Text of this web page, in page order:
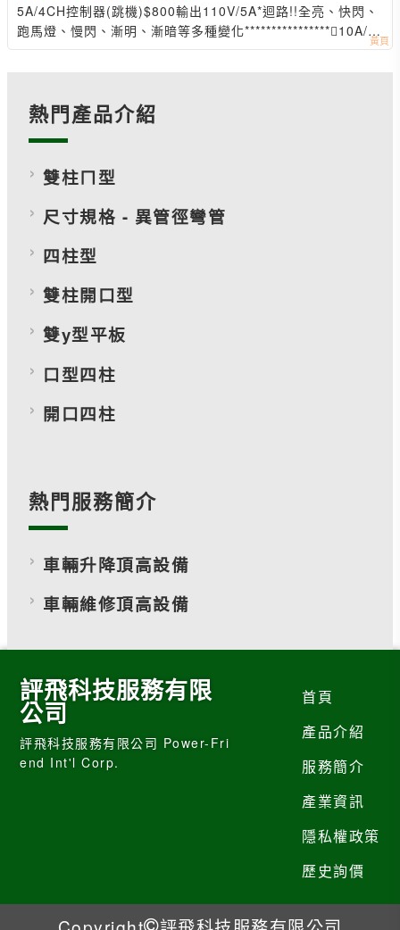
5A/4CH控制器(跳機)$800輸出110V/5A*迴路!!全亮、快閃、
跑馬燈、慢閃、漸明、漸暗等多種變化****************10A/4
CH控制器(跳機)$1200多功能跳機~~有下列
熱門產品介紹
雙柱ㄇ型
尺寸規格 - 異管徑彎管
四柱型
雙柱開口型
雙y型平板
口型四柱
開口四柱
熱門服務簡介
車輛升降頂高設備
車輛維修頂高設備
評飛科技服務有限
公司
評飛科技服務有限公司 Power-Fri
end Int'l Corp.
首頁
產品介紹
服務簡介
產業資訊
隱私權政策
歷史詢價